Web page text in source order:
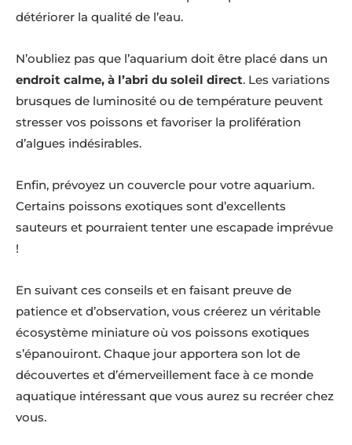
détériorer la qualité de l’eau.
N’oubliez pas que l’aquarium doit être placé dans un
endroit calme, à l’abri du soleil direct. Les variations
brusques de luminosité ou de température peuvent
stresser vos poissons et favoriser la prolifération
d’algues indésirables.
Enfin, prévoyez un couvercle pour votre aquarium.
Certains poissons exotiques sont d’excellents
sauteurs et pourraient tenter une escapade imprévue
!
En suivant ces conseils et en faisant preuve de
patience et d’observation, vous créerez un véritable
écosystème miniature où vos poissons exotiques
s’épanouiront. Chaque jour apportera son lot de
découvertes et d’émerveillement face à ce monde
aquatique intéressant que vous aurez su recréer chez
vous.